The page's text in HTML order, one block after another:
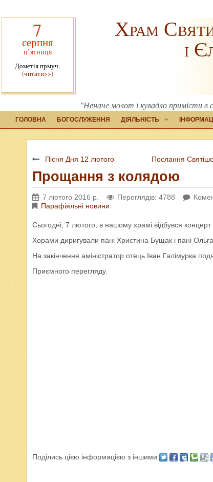
7
серпня
п’ятниця
Дометія прмуч.
(читати>>)
Храм
і
"Неначе молот і кувадло примісти в
ГОЛОВНА БОГОСЛУЖЕННЯ ДІЯЛЬНІСТЬ
Пісня Дня 12 лютого Послання
Прощання з колядою
7 лютого 2016 р. Переглядів: 4788
Парафіяльні новини
Сьогодні, 7 лютого, в нашому храмі відбувся
Хорами диригували пані Христина Бущак і пані
На закінчення аміністратор отець Іван Галімурка
Приємного перегляду.
Поділись цією інформацією з іншими